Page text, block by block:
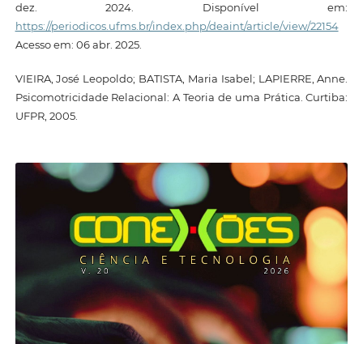
dez. 2024. Disponível em:
https://periodicos.ufms.br/index.php/deaint/article/view/22154
Acesso em: 06 abr. 2025.
VIEIRA, José Leopoldo; BATISTA, Maria Isabel; LAPIERRE, Anne.
Psicomotricidade Relacional: A Teoria de uma Prática. Curtiba:
UFPR, 2005.